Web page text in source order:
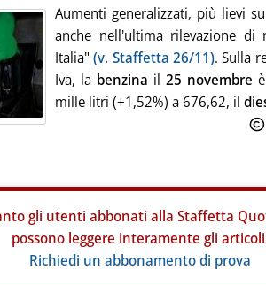
Aumenti generalizzati, più lievi
anche nell'ultima rilevazione di
Italia"(v. Staffetta 26/11). Sulla
Iva, la benzina il 25 novembre
mille litri (+1,52%) a 676,62, il
gli utenti abbonati alla Staffetta
possono leggere interamente gli
Richiedi un abbonamento di prova